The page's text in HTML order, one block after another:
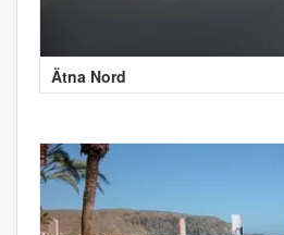
Ätna Nord